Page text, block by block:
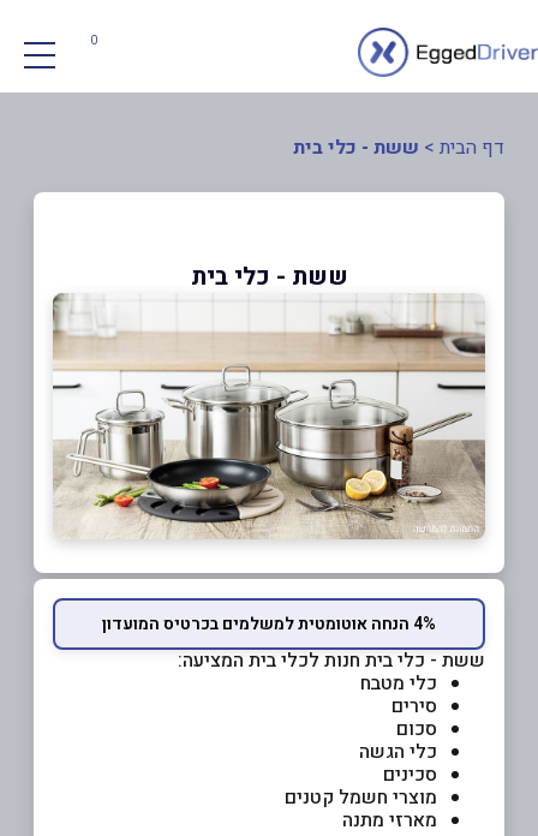
0
דף הבית > ששת - כלי בית
ששת - כלי בית
4% הנחה אוטומטית למשלמים בכרטיס המועדון
ששת - כלי בית חנות לכלי בית המציעה:
כלי מטבח
סירים
סכום
כלי הגשה
סכינים
מוצרי חשמל קטנים
מארזי מתנה